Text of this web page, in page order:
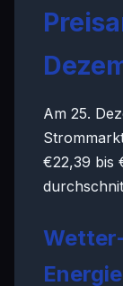
Am 25.
€22,39 bis